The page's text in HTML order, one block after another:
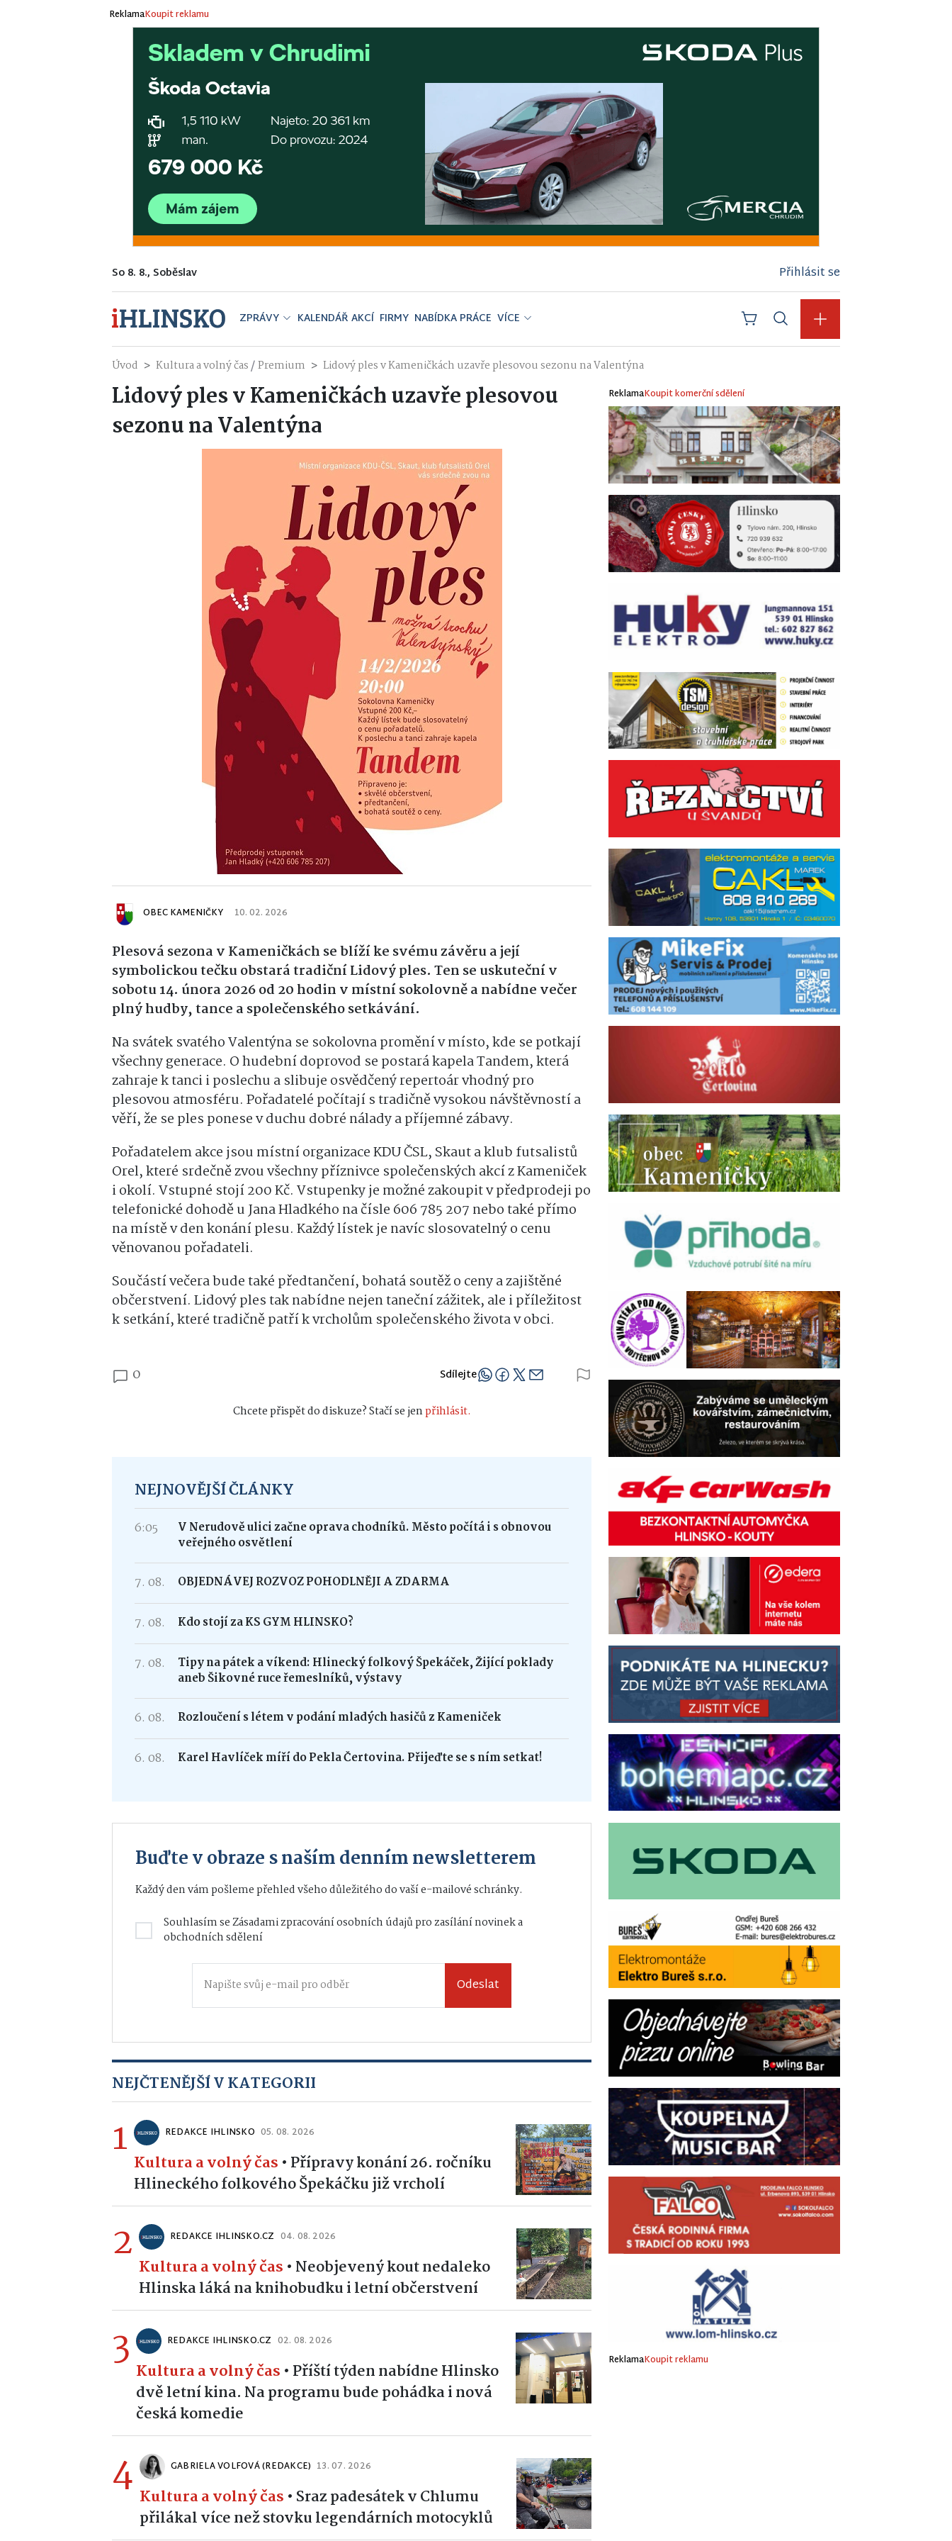
ReklamaKoupit reklamu
So 8. 8., Soběslav Přihlásit se
ZPRÁVY KALENDÁŘ AKCÍ FIRMY NABÍDKA PRÁCE VÍCE
Úvod Kultura a volný čas/Premium Lidový ples v Kameničkách uzavře plesovou sezonu na Valentýna
Lidový ples v Kameničkách uzavře plesovou
sezonu na Valentýna
OBEC KAMENIČKY 10. 02. 2026
Plesová sezona v Kameničkách se blíží ke svému závěru a její
symbolickou tečku obstará tradiční Lidový ples. Ten se uskuteční v
sobotu 14. února 2026 od 20 hodin v místní sokolovně a nabídne večer
plný hudby, tance a společenského setkávání.
Na svátek svatého Valentýna se sokolovna promění v místo, kde se potkají
všechny generace. O hudební doprovod se postará kapela Tandem, která
zahraje k tanci i poslechu a slibuje osvědčený repertoár vhodný pro
plesovou atmosféru. Pořadatelé počítají s tradičně vysokou návštěvností a
věří, že se ples ponese v duchu dobré nálady a příjemné zábavy.
Pořadatelem akce jsou místní organizace KDU ČSL, Skaut a klub futsalistů
Orel, které srdečně zvou všechny příznivce společenských akcí z Kameniček
i okolí. Vstupné stojí 200 Kč. Vstupenky je možné zakoupit v předprodeji po
telefonické dohodě u Jana Hladkého na čísle 606 785 207 nebo také přímo
na místě v den konání plesu. Každý lístek je navíc slosovatelný o cenu
věnovanou pořadateli.
Součástí večera bude také předtančení, bohatá soutěž o ceny a zajištěné
občerstvení. Lidový ples tak nabídne nejen taneční zážitek, ale i příležitost
k setkání, které tradičně patří k vrcholům společenského života v obci.
0 Sdílejte
Chcete přispět do diskuze? Stačí se jenpřihlásit.
NEJNOVĚJŠÍ ČLÁNKY
6:05
V Nerudově ulici začne oprava chodníků. Město počítá i s obnovou
veřejného osvětlení
7. 08. OBJEDNÁVEJ ROZVOZ POHODLNĚJI A ZDARMA
7. 08. Kdo stojí za KS GYM HLINSKO?
7. 08.
Tipy na pátek a víkend: Hlinecký folkový Špekáček, Žijící poklady
aneb Šikovné ruce řemeslníků, výstavy
6. 08. Rozloučení s létem v podání mladých hasičů z Kameniček
6. 08. Karel Havlíček míří do Pekla Čertovina. Přijeďte se s ním setkat!
Buďte v obraze s naším denním newsletterem
Každý den vám pošleme přehled všeho důležitého do vaší e-mailové schránky.
Souhlasím seZásadami zpracování osobních údajůpro zasílání novinek a
obchodních sdělení
Odeslat
NEJČTENĚJŠÍ V KATEGORII
1 REDAKCE IHLINSKO 05. 08. 2026
Kultura a volný čas • Přípravy konání 26. ročníku
Hlineckého folkového Špekáčku již vrcholí
2 REDAKCE IHLINSKO.CZ 04. 08. 2026
Kultura a volný čas • Neobjevený kout nedaleko
Hlinska láká na knihobudku i letní občerstvení
3 REDAKCE IHLINSKO.CZ 02. 08. 2026
Kultura a volný čas • Příští týden nabídne Hlinsko
dvě letní kina. Na programu bude pohádka i nová
česká komedie
4 GABRIELA VOLFOVÁ (REDAKCE) 13. 07. 2026
Kultura a volný čas • Sraz padesátek v Chlumu
přilákal více než stovku legendárních motocyklů
ReklamaKoupit komerční sdělení
ReklamaKoupit reklamu